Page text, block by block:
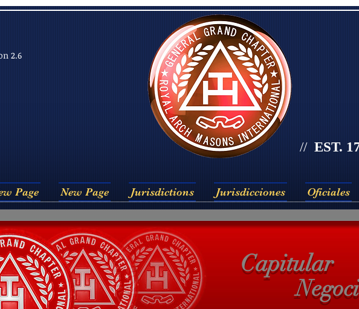
2.6
// EST.
Page New Page Jurisdictions Jurisdicciones Oficiales
Capitular